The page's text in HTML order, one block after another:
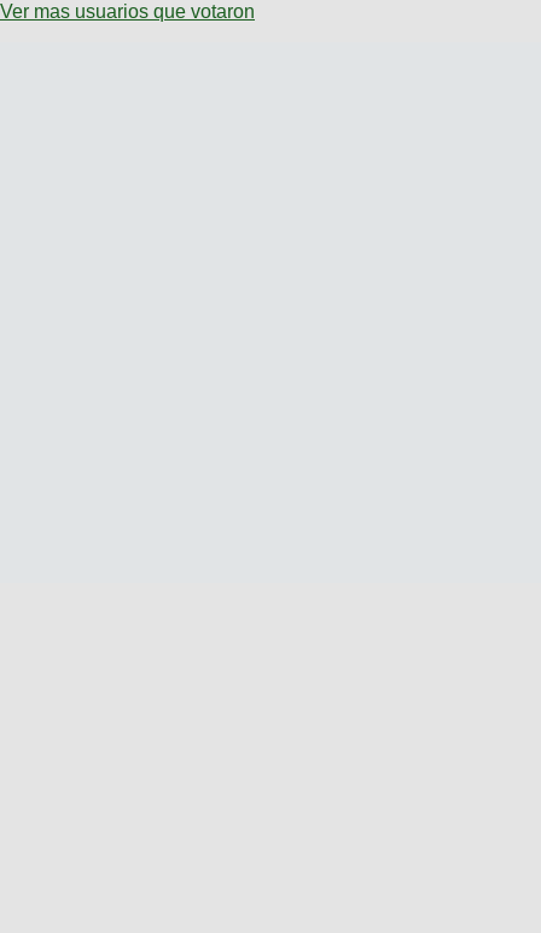
Ver mas usuarios que votaron